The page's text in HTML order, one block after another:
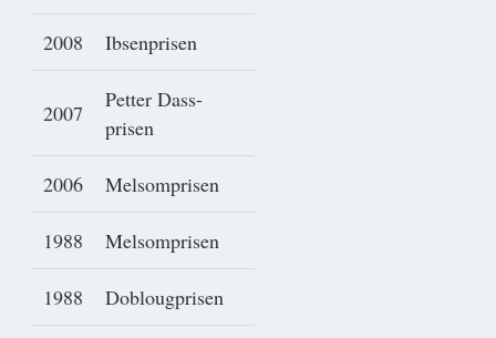
2008 Ibsenprisen
2007
Petter Dass-
prisen
2006 Melsomprisen
1988 Melsomprisen
1988 Doblougprisen